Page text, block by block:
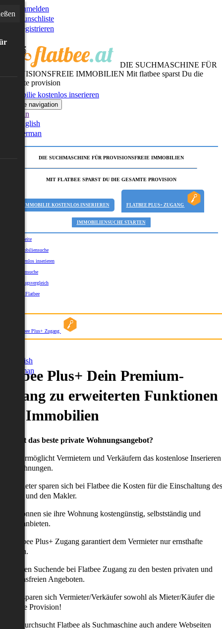
Anmelden
Wunschliste
Registrieren
DIE SUCHMASCHINE FÜR
PROVISIONSFREIE IMMOBILIEN Mit flatbee sparst Du die
gesamte provision
Immobilie kostenlos inserieren
Toggle navigation
German
English
German
DIE SUCHMASCHINE FÜR PROVISIONSFREIE IMMOBILIEN
MIT FLATBEE SPARST DU DIE GESAMTE PROVISION
IMMOBILIE KOSTENLOS INSERIEREN FLATBEE PLUS+ ZUGANG
IMMOBILIENSUCHE STARTEN
Startseite
Immobiliensuche
Kostenlos inserieren
Kartensuche
Umzugsvergleich
Über Flatbee
Flatbee Plus+ Zugang
English
German
Plus+ Dein Premium-
zu erweiterten Funktionen
Immobilien
willst das beste private Wohnungsangebot?
ermöglicht Vermietern und Verkäufern das kostenlose Inserieren
Wohnungen.
Anbieter sparen sich bei Flatbee die Kosten für die Einschaltung des
und den Makler.
können sie ihre Wohnung kostengünstig, selbstständig und
anbieten.
Flatbee Plus+ Zugang garantiert dem Vermieter nur ernsthafte
erhalten Suchende bei Flatbee Zugang zu den besten privaten und
Angeboten.
uns sparen sich Vermieter/Verkäufer sowohl als Mieter/Käufer die
Provision!
durchsucht Flatbee als Suchmaschine auch andere Webseiten